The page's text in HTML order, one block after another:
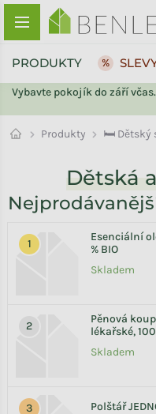
Přejít na obsah
Vybavte pokojík do září
PRODUKTY
Produkty 🛏️ Dětský
Dětská
Esenciální
% BIO
Skladem
Pěnová
lékařské, 100
Skladem
Polštář
ZPĚT DO OBCHODU